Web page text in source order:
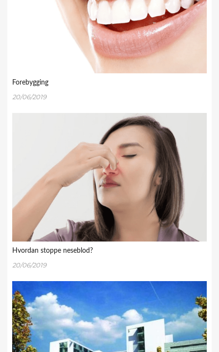
Forebygging
20/06/2019
Hvordan stoppe neseblod?
20/06/2019